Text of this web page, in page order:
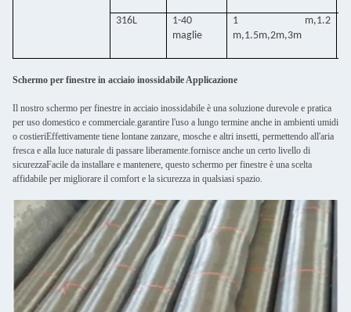
316L
1-40
maglie
1 m,1.2
m,1.5m,2m,3m
Schermo per finestre in acciaio inossidabile Applicazione
Il nostro schermo per finestre in acciaio inossidabile è una soluzione durevole e pratica
per uso domestico e commerciale.garantire l'uso a lungo termine anche in ambienti umidi
o costieriEffettivamente tiene lontane zanzare, mosche e altri insetti, permettendo all'aria
fresca e alla luce naturale di passare liberamente.fornisce anche un certo livello di
sicurezzaFacile da installare e mantenere, questo schermo per finestre è una scelta
affidabile per migliorare il comfort e la sicurezza in qualsiasi spazio.